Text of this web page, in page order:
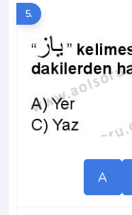
5.
A